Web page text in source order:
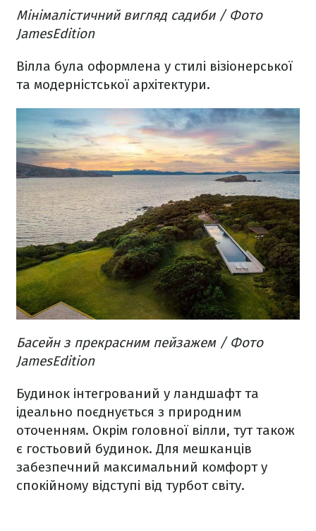
Мінімалістичний вигляд садиби / Фото
JamesEdition
Вілла була оформлена у стилі візіонерської
та модерністської архітектури.
Басейн з прекрасним пейзажем / Фото
JamesEdition
Будинок інтегрований у ландшафт та
ідеально поєднується з природним
оточенням. Окрім головної вілли, тут також
є гостьовий будинок. Для мешканців
забезпечний максимальний комфорт у
спокійному відступі від турбот світу.